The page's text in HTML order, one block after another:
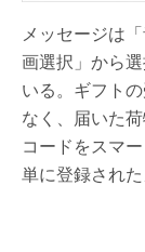
メッセージは
画選択」から
いる。ギフト
なく、届いた
コードをスマ
単に登録され